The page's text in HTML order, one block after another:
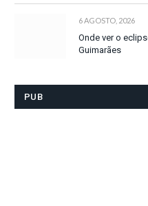
6 AGOSTO, 2026
Onde ver o
Guimarães
PUB